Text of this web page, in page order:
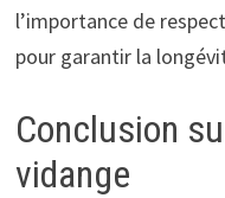
l’importance de
pour garantir la
Conclusion
vidange